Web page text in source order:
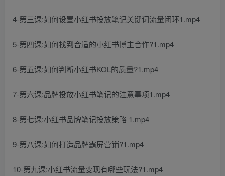
4-第三课:如何设置小红书投放笔记关键词流量闭环1.mp4
5-第四课:如何找到合适的小红书博主合作?1.mp4
6-第五课:如何判断小红书KOL的质量?1.mp4
7-第六课:品牌投放小红书笔记的注意事项1.mp4
8-第七课:小红书品牌笔记投放策略 1.mp4
9-第八课:如何打造品牌霸屏营销?1.mp4
10-第九课:小红书流量变现有哪些玩法?1.mp4